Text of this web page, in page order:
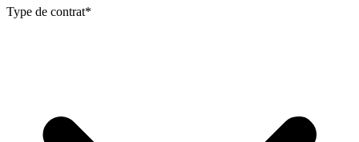
Type de contrat*